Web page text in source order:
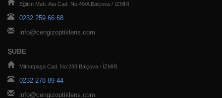
Eğitim Mah. Ata Cad. No:49/A Balçova / İZMİR
0232 259 66 68
info@cengizoptiklens.com
ŞUBE
Mithatpaşa Cad. No:283 Balçova / İZMİR
0232 278 89 44
info@cengizoptiklens.com